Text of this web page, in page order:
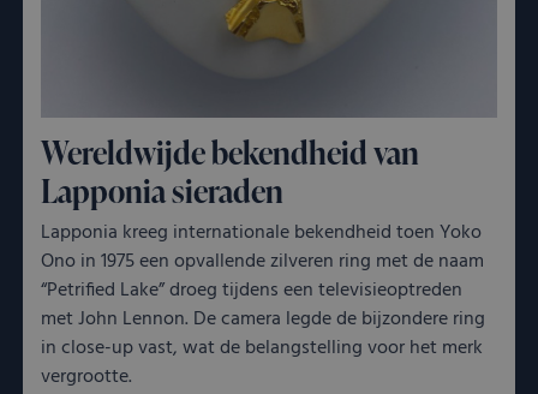
Wereldwijde bekendheid van
Lapponia sieraden
Lapponia kreeg internationale bekendheid toen Yoko
Ono in 1975 een opvallende zilveren ring met de naam
“Petrified Lake” droeg tijdens een televisieoptreden
met John Lennon. De camera legde de bijzondere ring
in close-up vast, wat de belangstelling voor het merk
vergrootte.